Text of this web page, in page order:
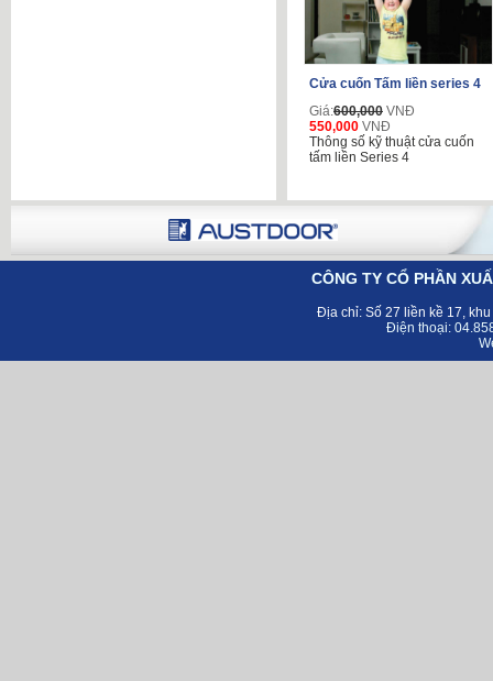
Cửa cuốn Tấm liền series 4
Giá:600,000 VNĐ
550,000 VNĐ
Thông số kỹ thuật cửa cuốn
tấm liền Series 4
CÔNG TY CỔ PHẦN
Địa chỉ: Số 27 liền kề 17,
Điện thoại: